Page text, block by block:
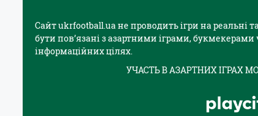
Сайт ukrfootball.ua не проводить ігри на реальні
бути пов’язані з азартними іграми,
інформаційних цілях.
УЧАСТЬ В АЗАРТНИХ ІГРАХ